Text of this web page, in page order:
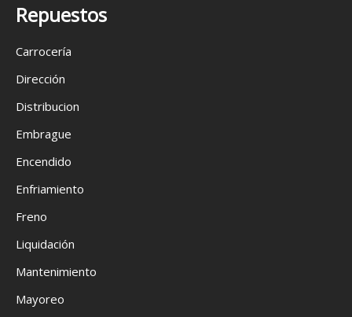
Repuestos
Carrocería
Dirección
Distribucion
Embrague
Encendido
Enfriamiento
Freno
Liquidación
Mantenimiento
Mayoreo